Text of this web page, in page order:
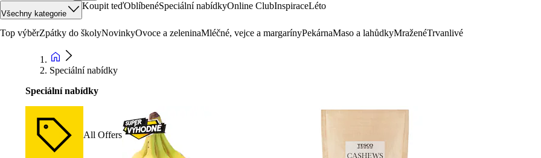
Všechny kategorie
Koupit teďOblíbenéSpeciální nabídkyOnline ClubInspiraceLéto
Top výběrZpátky do školyNovinkyOvoce a zeleninaMléčné, vejce a margarínyPekárnaMaso a lahůdkyMraženéTrvanlivé
Speciální nabídky
Speciální nabídky
All Offers